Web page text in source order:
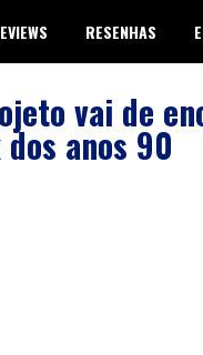
RESENHAS
vai de
anos 90